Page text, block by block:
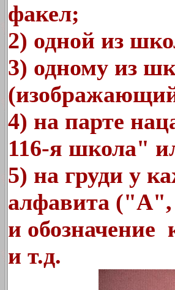
факел;
2) одной из
3) одному из
4) на парте
116-я школа"
5) на груди у
алфавита
и обозначение
и т.д.